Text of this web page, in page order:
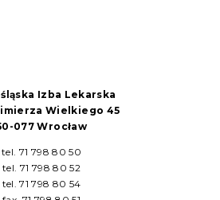
Izba Lekarska
Wielkiego 45
077 Wrocław
tel. 71 798 80 50
tel. 71 798 80 52
tel. 71 798 80 54